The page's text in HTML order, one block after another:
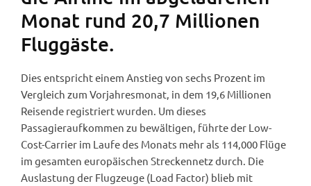
Monat rund 20,7 Millionen
Fluggäste.
Dies entspricht einem Anstieg von sechs Prozent im
Vergleich zum Vorjahresmonat, in dem 19,6 Millionen
Reisende registriert wurden. Um dieses
Passagieraufkommen zu bewältigen, führte der Low-
Cost-Carrier im Laufe des Monats mehr als 114,000 Flüge
im gesamten europäischen Streckennetz durch. Die
Auslastung der Flugzeuge (Load Factor) blieb mit